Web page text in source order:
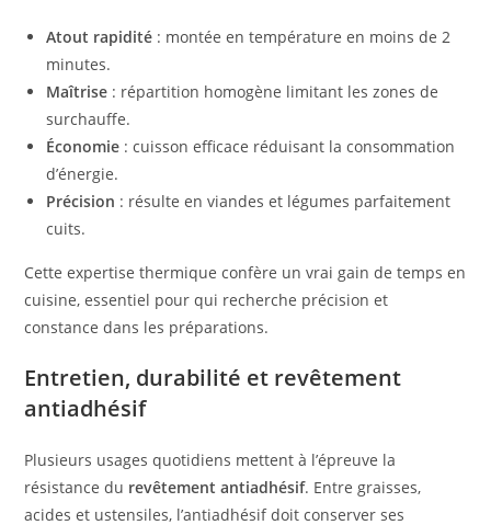
Atout rapidité : montée en température en moins de 2
minutes.
Maîtrise : répartition homogène limitant les zones de
surchauffe.
Économie : cuisson efficace réduisant la consommation
d’énergie.
Précision : résulte en viandes et légumes parfaitement
cuits.
Cette expertise thermique confère un vrai gain de temps en
cuisine, essentiel pour qui recherche précision et
constance dans les préparations.
Entretien, durabilité et revêtement
antiadhésif
Plusieurs usages quotidiens mettent à l’épreuve la
résistance du revêtement antiadhésif. Entre graisses,
acides et ustensiles, l’antiadhésif doit conserver ses